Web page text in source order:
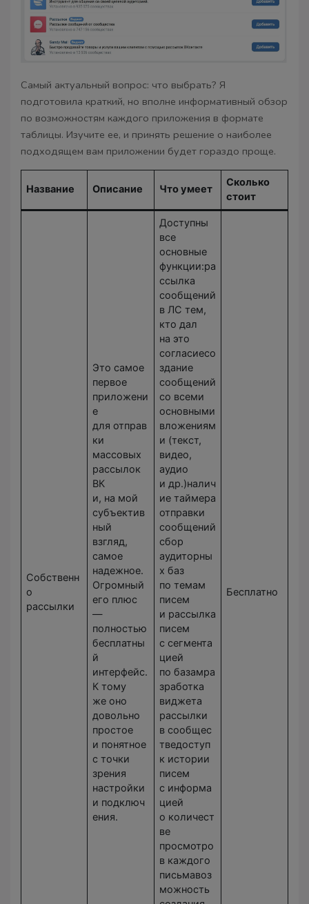
Самый актуальный вопрос: что выбрать? Я
подготовила краткий, но вполне информативный обзор
по возможностям каждого приложения в формате
таблицы. Изучите ее, и принять решение о наиболее
подходящем вам приложении будет гораздо проще.
Название Описание Что умеет
Сколько
стоит
Собственн
о
рассылки
Это самое
первое
приложени
е
для отправ
ки
массовых
рассылок
ВК
и, на мой
субъектив
ный
взгляд,
самое
надежное.
Огромный
его плюс
—
полностью
бесплатны
й
интерфейс.
К тому
же оно
довольно
простое
и понятное
с точки
зрения
настройки
и подключ
ения.
Доступны
все
основные
функции:ра
ссылка
сообщений
в ЛС тем,
кто дал
на это
согласиесо
здание
сообщений
со всеми
основными
вложениям
и (текст,
видео,
аудио
и др.)налич
ие таймера
отправки
сообщений
сбор
аудиторны
х баз
по темам
писем
и рассылка
писем
с сегмента
цией
по базамра
зработка
виджета
рассылки
в сообщес
тведоступ
к истории
писем
с информа
цией
о количест
ве
просмотро
в каждого
письмавоз
можность
Бесплатно